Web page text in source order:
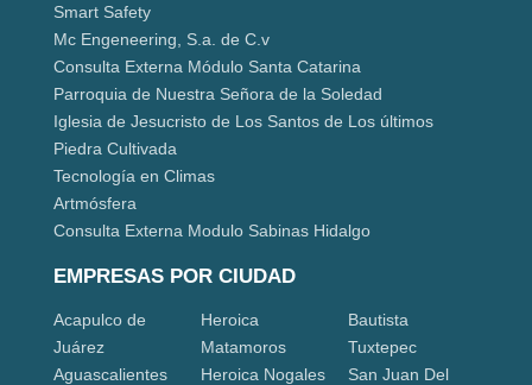
Smart Safety
Mc Engeneering, S.a. de C.v
Consulta Externa Módulo Santa Catarina
Parroquia de Nuestra Señora de la Soledad
Iglesia de Jesucristo de Los Santos de Los últimos
Piedra Cultivada
Tecnología en Climas
Artmósfera
Consulta Externa Modulo Sabinas Hidalgo
EMPRESAS POR CIUDAD
Acapulco de
Juárez
Aguascalientes
Heroica
Matamoros
Heroica Nogales
Bautista
Tuxtepec
San Juan Del